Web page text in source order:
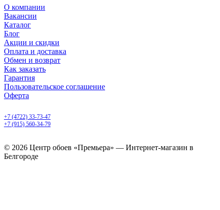
О компании
Вакансии
Каталог
Блог
Акции и скидки
Оплата и доставка
Обмен и возврат
Как заказать
Гарантия
Пользовательское соглашение
Оферта
+7 (4722) 33-73-47
+7 (915) 560-34-79
© 2026 Центр обоев «Премьера» — Интернет-магазин в
Белгороде